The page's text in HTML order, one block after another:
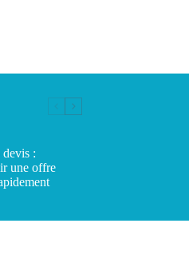
devis :
une offre